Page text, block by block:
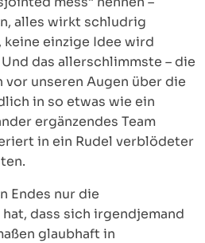
alles wirkt schludrig
einzige Idee wird
das allerschlimmste – die
vor unseren Augen über die
in so etwas wie ein
ergänzendes Team
in ein Rudel verblödeter
Endes nur die
dass sich irgendjemand
glaubhaft in